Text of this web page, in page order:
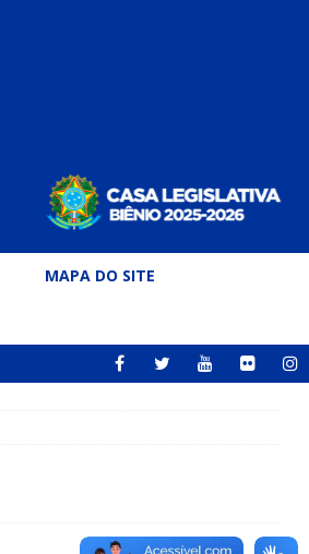
MAPA DO SITE